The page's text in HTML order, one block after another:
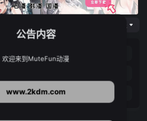
第10集 第11集
公告内容
欢迎来到MuteFun动漫
www.2kdm.com